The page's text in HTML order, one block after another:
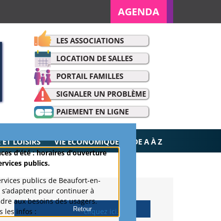
AGENDA
LES ASSOCIATIONS
LOCATION DE SALLES
PORTAIL FAMILLES
SIGNALER UN PROBLÈME
PAIEMENT EN LIGNE
LOISIRS VIE ÉCONOMIQUE DE A À Z
Retour
d’été : horaires d’ouverture
publics.
publics de Beaufort-en-
s’adaptent pour continuer à
aux besoins des usagers.
les infos :
cliquez ici.